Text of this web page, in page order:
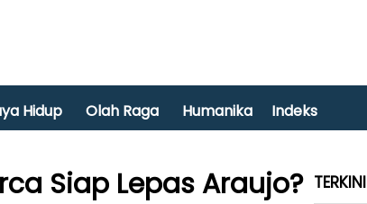
Hidup Olah Raga Humanika Indeks
Siap Lepas Araujo? TERKINI